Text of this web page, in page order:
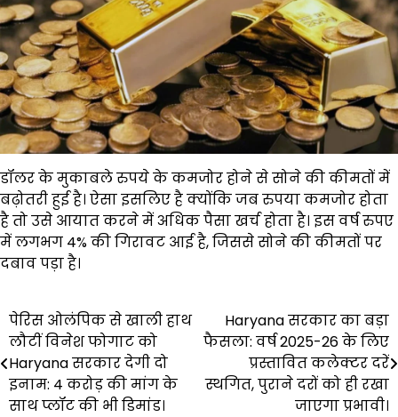
डॉलर के मुकाबले रुपये के कमजोर होने से सोने की कीमतों में
बढ़ोतरी हुई है। ऐसा इसलिए है क्योंकि जब रुपया कमजोर होता
है तो उसे आयात करने में अधिक पैसा खर्च होता है। इस वर्ष रुपए
में लगभग 4% की गिरावट आई है, जिससे सोने की कीमतों पर
दबाव पड़ा है।
Post
navigation
पेरिस ओलंपिक से खाली हाथ
लौटीं विनेश फोगाट को
Haryana सरकार देगी दो
इनाम: 4 करोड़ की मांग के
साथ प्लॉट की भी डिमांड।
Haryana सरकार का बड़ा
फैसला: वर्ष 2025-26 के लिए
प्रस्तावित कलेक्टर दरें
स्थगित, पुराने दरों को ही रखा
जाएगा प्रभावी।